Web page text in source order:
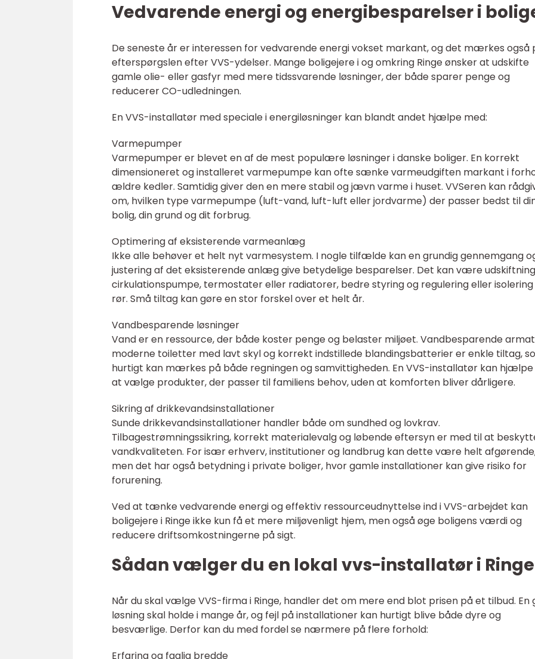
Vedvarende energi og energibesparelser i
De seneste år er interessen for vedvarende energi vokset markant, og det mærkes også
efterspørgslen efter VVS-ydelser. Mange boligejere i og omkring Ringe ønsker at udskifte
gamle olie- eller gasfyr med mere tidssvarende løsninger, der både sparer penge og
reducerer CO-udledningen.
En VVS-installatør med speciale i energiløsninger kan blandt andet hjælpe med:
Varmepumper
Varmepumper er blevet en af de mest populære løsninger i danske boliger. En korrekt
dimensioneret og installeret varmepumpe kan ofte sænke varmeudgiften markant i
ældre kedler. Samtidig giver den en mere stabil og jævn varme i huset. VVSeren kan
om, hvilken type varmepumpe (luft-vand, luft-luft eller jordvarme) der passer bedst til
bolig, din grund og dit forbrug.
Optimering af eksisterende varmeanlæg
Ikke alle behøver et helt nyt varmesystem. I nogle tilfælde kan en grundig gennemgang
justering af det eksisterende anlæg give betydelige besparelser. Det kan være
cirkulationspumpe, termostater eller radiatorer, bedre styring og regulering eller
rør. Små tiltag kan gøre en stor forskel over et helt år.
Vandbesparende løsninger
Vand er en ressource, der både koster penge og belaster miljøet. Vandbesparende
moderne toiletter med lavt skyl og korrekt indstillede blandingsbatterier er enkle tiltag,
hurtigt kan mærkes på både regningen og samvittigheden. En VVS-installatør kan
at vælge produkter, der passer til familiens behov, uden at komforten bliver dårligere.
Sikring af drikkevandsinstallationer
Sunde drikkevandsinstallationer handler både om sundhed og lovkrav.
Tilbagestrømningssikring, korrekt materialevalg og løbende eftersyn er med til at
vandkvaliteten. For især erhverv, institutioner og landbrug kan dette være helt
men det har også betydning i private boliger, hvor gamle installationer kan give risiko for
forurening.
Ved at tænke vedvarende energi og effektiv ressourceudnyttelse ind i VVS-arbejdet kan
boligejere i Ringe ikke kun få et mere miljøvenligt hjem, men også øge boligens værdi og
reducere driftsomkostningerne på sigt.
Sådan vælger du en lokal vvs-installatør i Ringe
Når du skal vælge VVS-firma i Ringe, handler det om mere end blot prisen på et tilbud. En
løsning skal holde i mange år, og fejl på installationer kan hurtigt blive både dyre og
besværlige. Derfor kan du med fordel se nærmere på flere forhold:
Erfaring og faglig bredde